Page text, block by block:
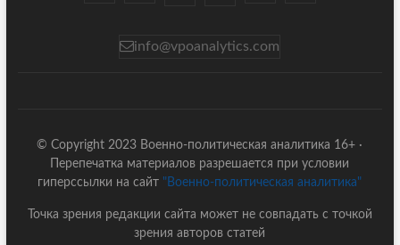
info@vpoanalytics.com
© Copyright 2023 Военно-политическая аналитика 16+ ·
Перепечатка материалов разрешается при условии
гиперссылки на сайт "Военно-политическая аналитика"
Точка зрения редакции сайта может не совпадать с точкой
зрения авторов статей